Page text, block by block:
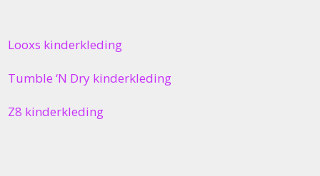
Looxs kinderkleding
Tumble ‘N Dry kinderkleding
Z8 kinderkleding